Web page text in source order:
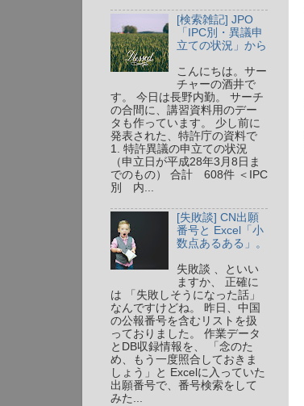
[検索雑記] JPO
「IPC別・異議申
立ての状況」から
こんにちは。サー
チャーの酒井で
す。 今日は長野内勤。 サーチ
の合間に、講習資料用のデー
タも作っています。 少し前に
発表された、特許庁の資料で
1. 特許異議の申立ての状況
（申立日が平成28年3月8日ま
でのもの） 合計 608件 ＜IPC
別 内...
[失敗談] CN出願
番号と Excel「小
数点あるある」。
失敗談 、といい
ますか、 正確に
は 「失敗しそうになった話」
なんですけどね。 昨日、中国
の公報番号を含むリストを扱
っておりました。 作業データ
とDB収録情報を、 「念のた
め、もう一度照合しておきま
しょう」と Excelに入っていた
出願番号で、番号検索をして
みた...